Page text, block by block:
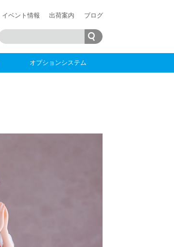
イベント情報 出荷案内 ブログ
オプションシステム